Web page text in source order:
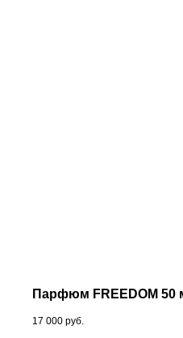
Парфюм FREEDOM 50
17 000 руб.